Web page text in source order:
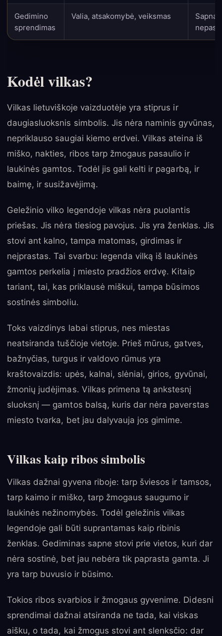
Gedimino
sprendimas
Valia, atsakomybė, veiksmas
Kodėl vilkas?
Vilkas lietuviškoje vaizduotėje yra stiprus ir
daugiasluoksnis simbolis. Jis nėra naminis gyvūnas,
nepriklauso saugiai kiemo erdvei. Vilkas ateina iš
miško, nakties, ribos tarp žmogaus pasaulio ir
laukinės gamtos. Todėl jis gali kelti ir pagarbą, ir
baimę, ir susižavėjimą.
Geležinio vilko legendoje vilkas nėra puolantis
priešas. Jis nėra tiesiog pavojus. Jis yra ženklas. Jis
stovi ant kalno, tampa matomas, girdimas ir
neįprastas. Tai svarbu: legenda vilką iš laukinės
gamtos perkelia į miesto pradžios erdvę. Kitaip
tariant, tai, kas priklausė miškui, tampa būsimos
sostinės simboliu.
Toks vaizdinys labai stiprus, nes miestas
neatsiranda tuščioje vietoje. Prieš mūrus, gatves,
bažnyčias, turgus ir valdovo rūmus yra
kraštovaizdis: upės, kalnai, slėniai, girios, gyvūnai,
žmonių judėjimas. Vilkas primena tą ankstesnį
sluoksnį — gamtos balsą, kuris dar nėra paverstas
miesto tvarka, bet jau dalyvauja jos gimime.
Vilkas kaip ribos simbolis
Vilkas dažnai gyvena riboje: tarp šviesos ir tamsos,
tarp kaimo ir miško, tarp žmogaus saugumo ir
laukinės nežinomybės. Todėl geležinis vilkas
legendoje gali būti suprantamas kaip ribinis
ženklas. Gediminas sapne stovi prie vietos, kuri dar
nėra sostinė, bet jau nebėra tik paprasta gamta. Ji
yra tarp buvusio ir būsimo.
Tokios ribos svarbios ir žmogaus gyvenime. Didesni
sprendimai dažnai atsiranda ne tada, kai viskas
aišku, o tada, kai žmogus stovi ant slenksčio: dar